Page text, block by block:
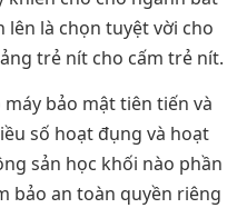
lên là chọn tuyệt vời cho
trẻ nít cho cấm trẻ nít.
bảo mật tiên tiến và
số hoạt đụng và hoạt
sản học khối nào phần
bảo an toàn quyền riêng